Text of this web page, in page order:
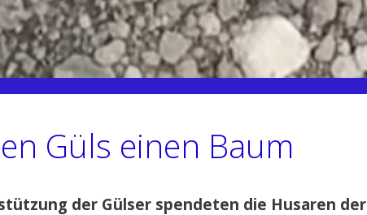
Güls einen Baum
der Gülser spendeten die Husaren der